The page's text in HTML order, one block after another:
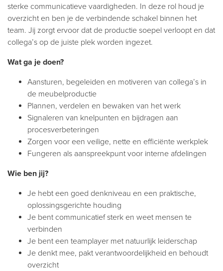
sterke communicatieve vaardigheden. In deze rol houd je
overzicht en ben je de verbindende schakel binnen het
team. Jij zorgt ervoor dat de productie soepel verloopt en dat
collega’s op de juiste plek worden ingezet.
Wat ga je doen?
Aansturen, begeleiden en motiveren van collega’s in
de meubelproductie
Plannen, verdelen en bewaken van het werk
Signaleren van knelpunten en bijdragen aan
procesverbeteringen
Zorgen voor een veilige, nette en efficiënte werkplek
Fungeren als aanspreekpunt voor interne afdelingen
Wie ben jij?
Je hebt een goed denkniveau en een praktische,
oplossingsgerichte houding
Je bent communicatief sterk en weet mensen te
verbinden
Je bent een teamplayer met natuurlijk leiderschap
Je denkt mee, pakt verantwoordelijkheid en behoudt
overzicht